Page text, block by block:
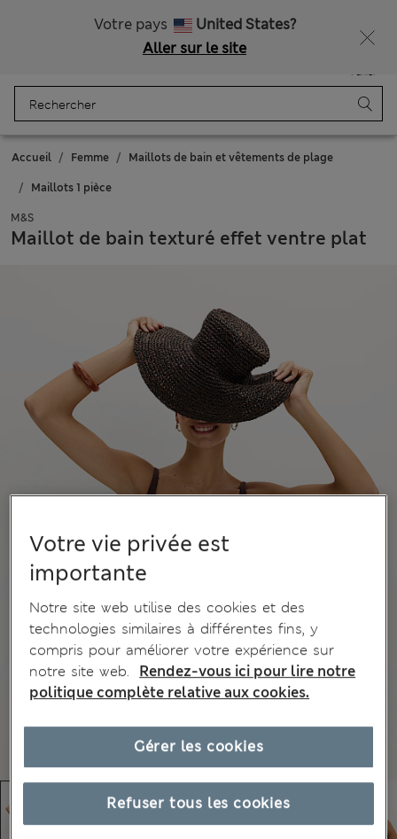
Votre pays
United States?
Aller sur le site
Panier
Accueil Femme Maillots de bain et vêtements de plage
Maillots 1 pièce
M&S
Maillot de bain texturé effet ventre plat
Votre vie privée est
importante
Notre site web utilise des cookies et des
technologies similaires à différentes fins, y
compris pour améliorer votre expérience sur
notre site web.
Rendez-vous ici pour lire notre
politique complète relative aux cookies.
Refuser tous les cookies
Gérer les cookies